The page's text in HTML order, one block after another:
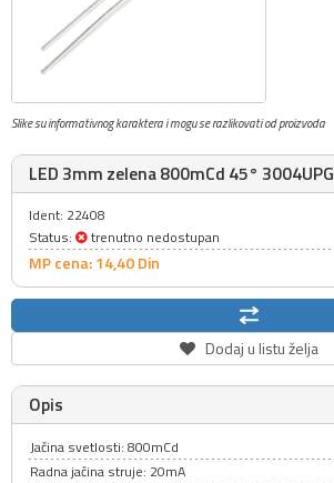
Slike su informativnog karaktera i mogu se razlikovati od proizvoda
LED 3mm zelena 800mCd 45° 3004UPG
Ident: 22408
Status:
trenutno nedostupan
MP cena: 14,40Din
Dodaj u listu želja
Opis
Jačina svetlosti: 800mCd
Radna jačina struje: 20mA